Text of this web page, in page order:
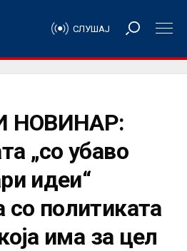
СЛУШАЈ
НОВИНАР:
„со убаво
идеи“
политиката
има за цел